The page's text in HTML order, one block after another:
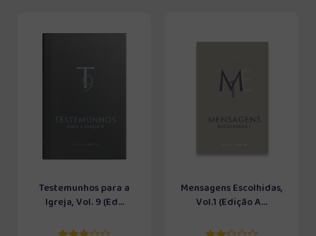
Testemunhos para a
Igreja, Vol. 9 (Ed...
Mensagens Escolhidas,
Vol.1 (Edição A...